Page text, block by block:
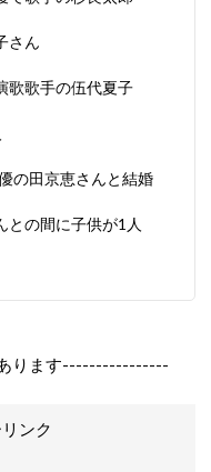
さん
歌手の伍代夏子
の田京恵さんと結婚
の間に子供が1人
ります----------------
ンク